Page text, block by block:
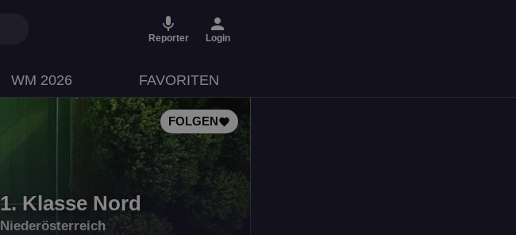
micro
Reporter
person
Login
WM 2026 FAVORITEN
FOLGENfavorite
1. Klasse Nord
Niederösterreich